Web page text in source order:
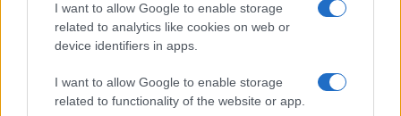
I want to allow Google to enable storage
related to analytics like cookies on web or
device identifiers in apps.
I want to allow Google to enable storage
related to functionality of the website or app.
pés quadrados localizada em Lockport, Illinois. Ele
estabeleceu a instalação em 2007 com o sócio John
N’Genuity.